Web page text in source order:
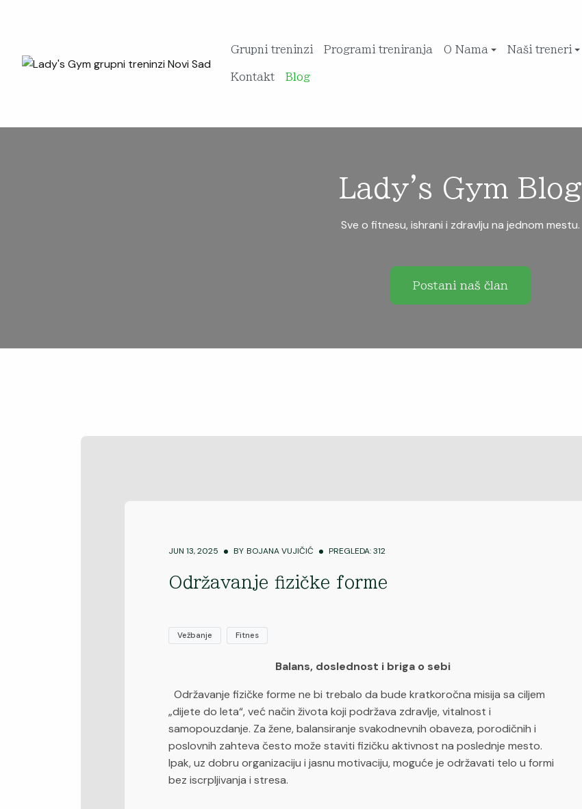
Grupni treninzi Programi treniranja O Nama Naši treneri
Kontakt Blog
Lady's Gym Blog
Sve o fitnesu, ishrani i zdravlju na jednom mestu.
Postani naš član
JUN 13, 2025 BY BOJANA VUJIČIĆ PREGLEDA: 312
Održavanje fizičke forme
Vežbanje Fitnes
Balans, doslednost i briga o sebi
Održavanje fizičke forme ne bi trebalo da bude kratkoročna misija sa ciljem
„dijete do leta“, već način života koji podržava zdravlje, vitalnost i
samopouzdanje. Za žene, balansiranje svakodnevnih obaveza, porodičnih i
poslovnih zahteva često može staviti fizičku aktivnost na poslednje mesto.
Ipak, uz dobru organizaciju i jasnu motivaciju, moguće je održavati telo u formi
bez iscrpljivanja i stresa.